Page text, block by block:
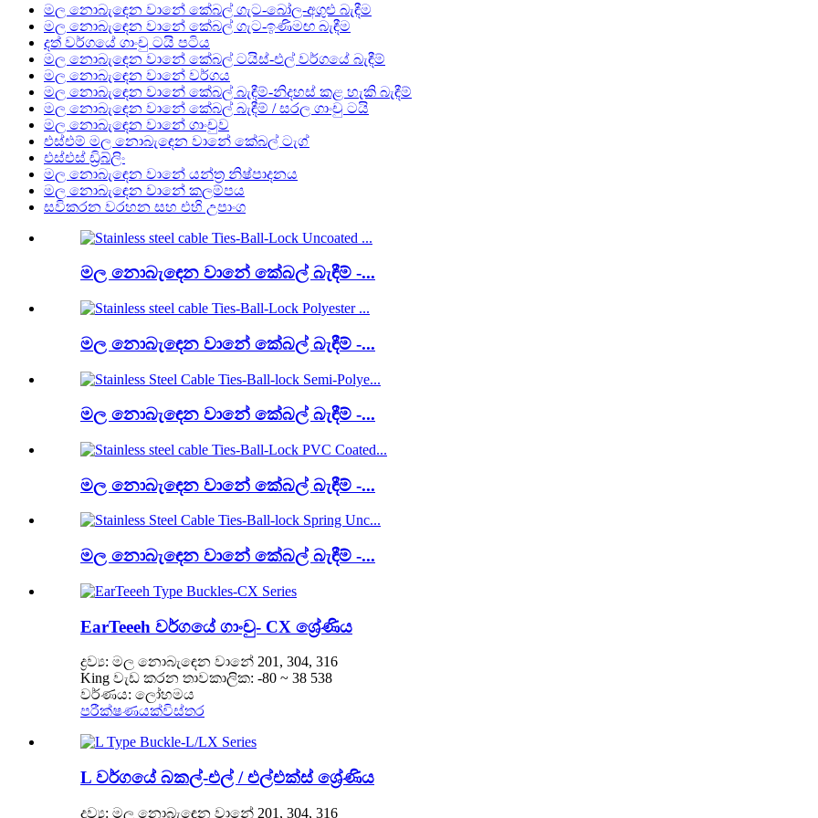
මල නොබැඳෙන වානේ කේබල් ගැට-බෝල-අගුළු බැඳීම
මල නොබැඳෙන වානේ කේබල් ගැට-ඉණිමඟ බැඳීම
දත් වර්ගයේ ගාංචු ටයි පටිය
මල නොබැඳෙන වානේ කේබල් ටයිස්-එල් වර්ගයේ බැඳීම්
මල නොබැඳෙන වානේ වර්ගය
මල නොබැඳෙන වානේ කේබල් බැඳීම්-නිදහස් කළ හැකි බැඳීම්
මල නොබැඳෙන වානේ කේබල් බැඳීම් / සරල ගාංචු ටයි
මල නොබැඳෙන වානේ ගාංචුව
එස්එම් මල නොබැඳෙන වානේ කේබල් ටැග්
එස්එස් ඩ්‍රිබ්ලිං
මල නොබැඳෙන වානේ යන්ත්‍ර නිෂ්පාදනය
මල නොබැඳෙන වානේ කලම්පය
සවිකරන වරහන සහ එහි උපාංග
මල නොබැඳෙන වානේ කේබල් බැඳීම් -...
මල නොබැඳෙන වානේ කේබල් බැඳීම් -...
මල නොබැඳෙන වානේ කේබල් බැඳීම් -...
මල නොබැඳෙන වානේ කේබල් බැඳීම් -...
මල නොබැඳෙන වානේ කේබල් බැඳීම් -...
EarTeeeh වර්ගයේ ගාංචු- CX ශ්‍රේණිය
ද්‍රව්‍ය: මල නොබැඳෙන වානේ 201, 304, 316
King වැඩ කරන තාවකාලික: -80 ~ 38 538
වර්ණය: ලෝහමය
පරීක්ෂණයක්විස්තර
L වර්ගයේ බකල්-එල් / එල්එක්ස් ශ්‍රේණිය
ද්‍රව්‍ය: මල නොබැඳෙන වානේ 201, 304, 316